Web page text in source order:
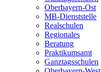
Oberbayern-Ost
MB-Dienststelle
Realschulen
Regionales
Beratung
Praktikumsamt
Ganztagsschulen